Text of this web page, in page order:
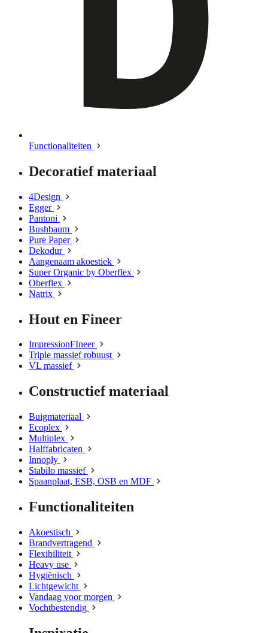
Functionaliteiten
Decoratief materiaal
4Design
Egger
Pantoni
Bushbaum
Pure Paper
Dekodur
Aangenaam akoestiek
Super Organic by Oberflex
Oberflex
Natrix
Hout en Fineer
ImpressionFIneer
Triple massief robuust
VL massief
Constructief materiaal
Buigmateriaal
Ecoplex
Multiplex
Halffabricaten
Innoply
Stabilo massief
Spaanplaat, ESB, OSB en MDF
Functionaliteiten
Akoestisch
Brandvertragend
Flexibiliteit
Heavy use
Hygiënisch
Lichtgewicht
Vandaag voor morgen
Vochtbestendig